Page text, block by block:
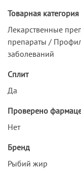
Товарная категория
Лекарственные
препараты /
заболеваний
Сплит
Да
Проверено
Нет
Бренд
Рыбий жир